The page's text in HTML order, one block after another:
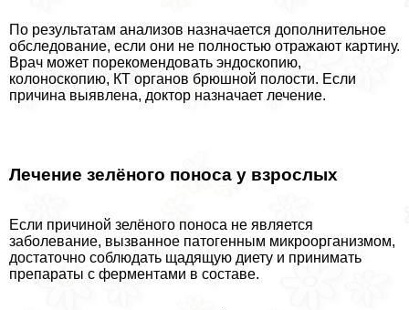
По результатам анализов назначается дополнительное
обследование, если они не полностью отражают картину.
Врач может порекомендовать эндоскопию,
колоноскопию, КТ органов брюшной полости. Если
причина выявлена, доктор назначает лечение.
Лечение зелёного поноса у взрослых
Если причиной зелёного поноса не является
заболевание, вызванное патогенным микроорганизмом,
достаточно соблюдать щадящую диету и принимать
препараты с ферментами в составе.